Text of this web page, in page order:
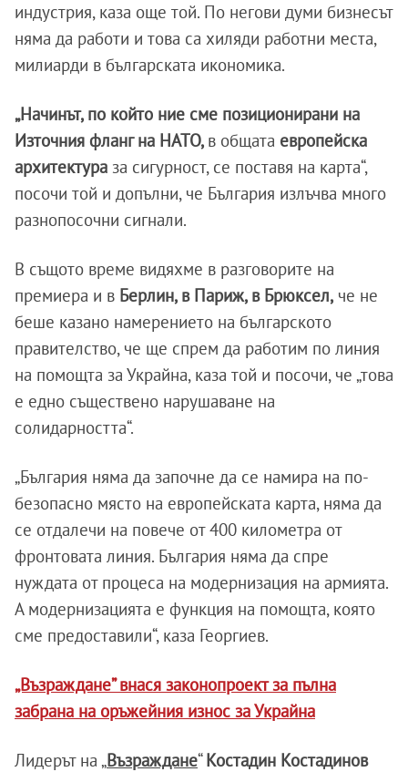
индустрия, каза още той. По негови думи бизнесът
няма да работи и това са хиляди работни места,
милиарди в българската икономика.
„Начинът, по който ние сме позиционирани на
Източния фланг на НАТО, в общата европейска
архитектура за сигурност, се поставя на карта“,
посочи той и допълни, че България излъчва много
разнопосочни сигнали.
В същото време видяхме в разговорите на
премиера и в Берлин, в Париж, в Брюксел, че не
беше казано намерението на българското
правителство, че ще спрем да работим по линия
на помощта за Украйна, каза той и посочи, че „това
е едно съществено нарушаване на
солидарността“.
„България няма да започне да се намира на по-
безопасно място на европейската карта, няма да
се отдалечи на повече от 400 километра от
фронтовата линия. България няма да спре
нуждата от процеса на модернизация на армията.
А модернизацията е функция на помощта, която
сме предоставили“, каза Георгиев.
„Възраждане” внася законопроект за пълна
забрана на оръжейния износ за Украйна
Лидерът на „Възраждане“Костадин Костадинов